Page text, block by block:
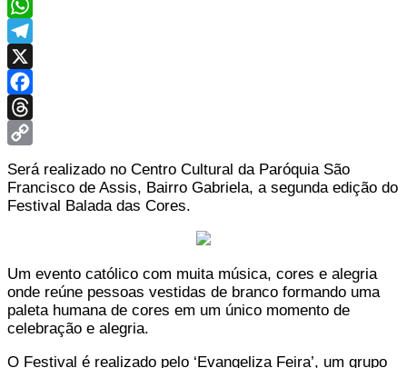
WhatsApp
Telegram
X
Facebook
Threads
Link
Será realizado no Centro Cultural da Paróquia São
Francisco de Assis, Bairro Gabriela, a segunda edição do
Festival Balada das Cores.
Um evento católico com muita música, cores e alegria
onde reúne pessoas vestidas de branco formando uma
paleta humana de cores em um único momento de
celebração e alegria.
O Festival é realizado pelo ‘Evangeliza Feira’, um grupo